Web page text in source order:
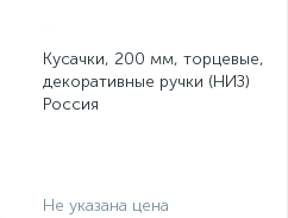
Кусачки, 200 мм, торцевые,
декоративные ручки (НИЗ)
Россия
Не указана цена